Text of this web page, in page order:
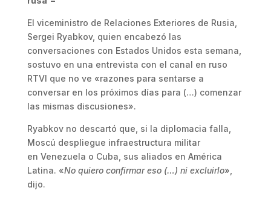
El viceministro de Relaciones Exteriores de Rusia,
Sergei Ryabkov, quien encabezó las
conversaciones con Estados Unidos esta semana,
sostuvo en una entrevista con el canal en ruso
RTVI que no ve «razones para sentarse a
conversar en los próximos días para (…) comenzar
las mismas discusiones».
Ryabkov no descartó que, si la diplomacia falla,
Moscú despliegue infraestructura militar
en Venezuela o Cuba, sus aliados en América
Latina. «No quiero confirmar eso (…) ni excluirlo»,
dijo.